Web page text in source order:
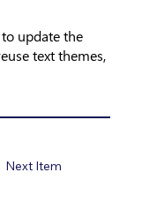
to update the
text themes,
Next Item